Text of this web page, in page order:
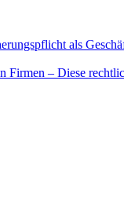
als
Firmen – Diese